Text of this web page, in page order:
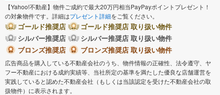
【Yahoo!不動産】物件ご成約で最大20万円相当PayPayポイントプレゼント！
の対象物件です。詳細はプレゼント詳細をご覧ください。
ゴールド推奨店
ゴールド推奨店 取り扱い物件
シルバー推奨店
シルバー推奨店 取り扱い物件
ブロンズ推奨店
ブロンズ推奨店 取り扱い物件
広告商品を購入している不動産会社のうち、物件情報の正確性、法令遵守、ヤ
フー不動産における成約実績等、当社所定の基準を満たした優良な店舗運営を
実践していると認めた不動産会社（もしくは当該認定を受けた不動産会社の取
扱物件）に表示されます。